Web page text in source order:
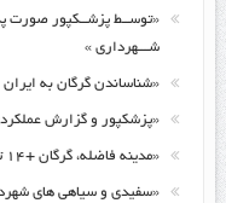
«توســط پزشــکپور صورت
شـــهرداری »
«شناساندن گرگان به
«پزشکپور و گزارش
«مدینه فاضله، گرگان +۱۴ تا ۱۴۰۰۰ طرح و برنامه »
«سفیدی و سیاهی های